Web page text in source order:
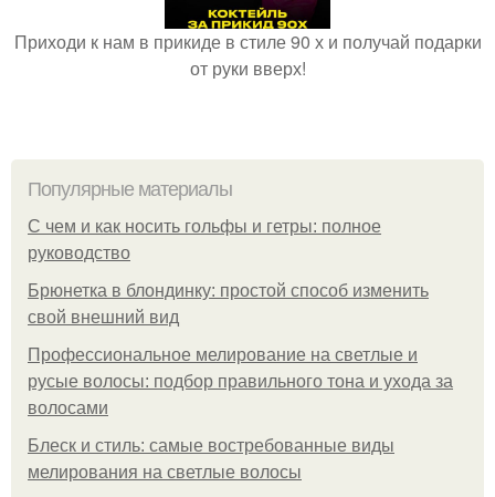
Приходи к нам в прикиде в стиле 90 х и получай подарки
от руки вверх!
Популярные материалы
С чем и как носить гольфы и гетры: полное
руководство
Брюнетка в блондинку: простой способ изменить
свой внешний вид
Профессиональное мелирование на светлые и
русые волосы: подбор правильного тона и ухода за
волосами
Блеск и стиль: самые востребованные виды
мелирования на светлые волосы